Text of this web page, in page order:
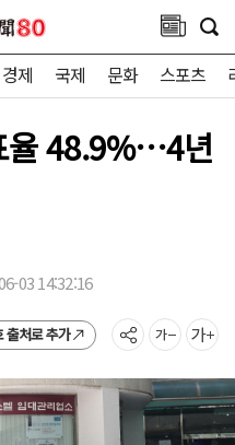
경제 국제 문화 스포츠
율 48.9%…4년
03 14:32:16
출처로 추가